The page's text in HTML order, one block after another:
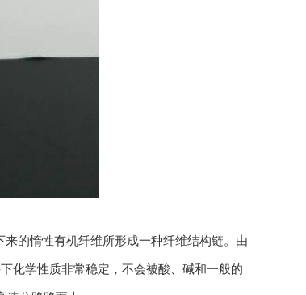
的惰性有机纤维所形成一种纤维结构链。由
化学性质非常稳定，不会被酸、碱和一般的